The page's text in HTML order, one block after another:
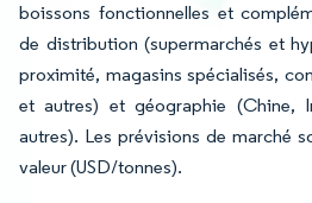
boissons fonctionnelles et
de distribution (supermarchés et
proximité, magasins spécialisés,
et autres) et géographie (Chine,
autres). Les prévisions de marché
valeur (USD/tonnes).